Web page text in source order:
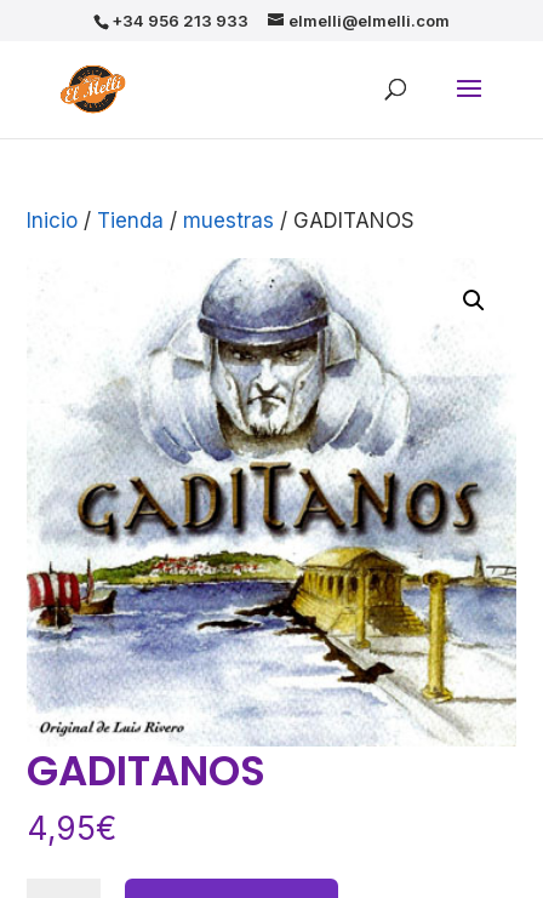
+34 956 213 933 elmelli@elmelli.com
Inicio / Tienda / muestras / GADITANOS
GADITANOS
4,95€